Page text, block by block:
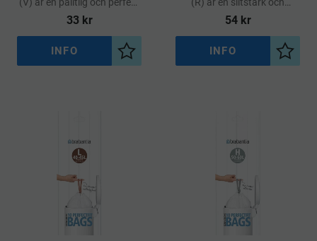
(V) är en pålitlig och perfekt
anpassad soppåse för
användning i Brabantias
avfallshinkar märkta med
kod V
33kr
Lägg till i önskelista
INFO
(R) är en slitstark och
specialanpassad soppåse
med perfekt passform för
Brabantias 36-liters
avfallshinkar märkta med
54kr
Lägg
INFO